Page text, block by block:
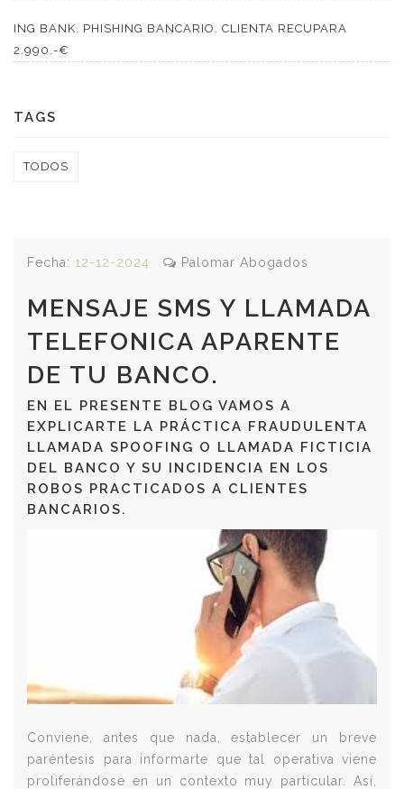
ING BANK. PHISHING BANCARIO. CLIENTA RECUPARA
2.990.-€
TAGS
TODOS
Fecha: 12-12-2024 Palomar Abogados
MENSAJE SMS Y LLAMADA
TELEFONICA APARENTE
DE TU BANCO.
EN EL PRESENTE BLOG VAMOS A
EXPLICARTE LA PRÁCTICA FRAUDULENTA
LLAMADA SPOOFING O LLAMADA FICTICIA
DEL BANCO Y SU INCIDENCIA EN LOS
ROBOS PRACTICADOS A CLIENTES
BANCARIOS.
Conviene, antes que nada, establecer un breve
paréntesis para informarte que tal operativa viene
proliferándose en un contexto muy particular. Así,